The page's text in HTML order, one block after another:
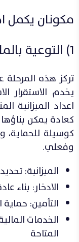
مكونان يكمل
1) التوعية بالمالية الشخصية
تركز هذه المرحلة
يخدم الاستقرار
اعداد الميزانية
كعادة يمكن
كوسيلة للحماية،
وفعلي.
الميزانية:
الادخار: بناء
التأمين:
الخدمات
المتاحة